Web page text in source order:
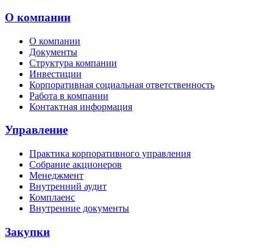
О компании
О компании
Документы
Структура компании
Инвестиции
Корпоративная социальная ответственность
Работа в компании
Контактная информация
Управление
Практика корпоративного управления
Собрание акционеров
Менеджмент
Внутренний аудит
Комплаенс
Внутренние документы
Закупки